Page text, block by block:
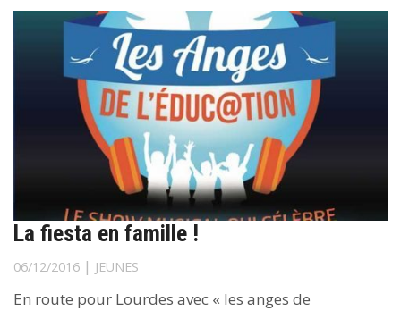
La fiesta en famille !
06/12/2016 | JEUNES
En route pour Lourdes avec « les anges de